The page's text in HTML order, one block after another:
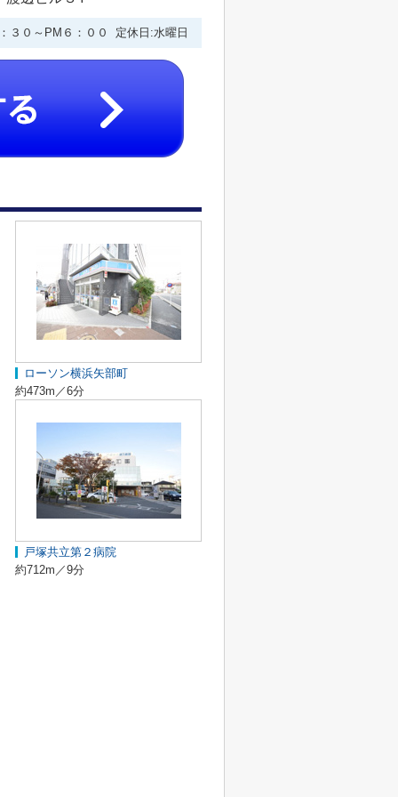
３０～PM６：００ 定休日:水曜日
ローソン横浜矢部町
約473m／6分
戸塚共立第２病院
約712m／9分